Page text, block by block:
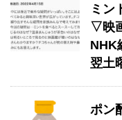
ミン
▽映
NHK
翌土
ポン